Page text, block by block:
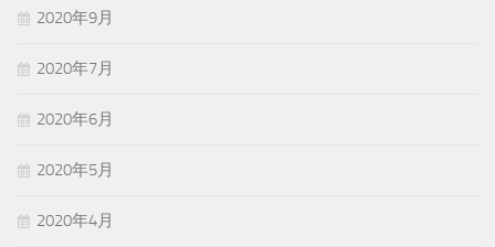
2020年9月
2020年7月
2020年6月
2020年5月
2020年4月